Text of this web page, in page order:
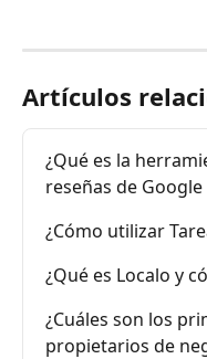
Artículos
¿Qué es la
reseñas de Google
¿Cómo utilizar
¿Qué es Localo y
¿Cuáles son los
propietarios de